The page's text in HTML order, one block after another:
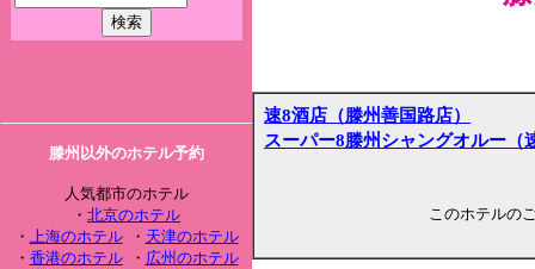
滕州以外のホテル予約
人気都市のホテル
・ 北京のホテル
・ 上海のホテル・ 天津のホテル
・ 香港のホテル・ 広州のホテル
速8酒店（滕州善国路店）
スーパー8滕州シャングオルー（
このホテルの